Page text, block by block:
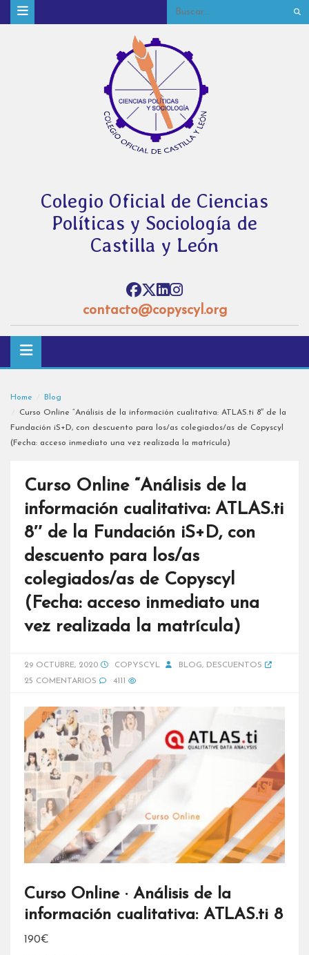
Colegio Oficial de Ciencias
Políticas y Sociología de
Castilla y León
contacto@copyscyl.org
Home
Blog
Curso Online “Análisis de la información cualitativa: ATLAS.ti 8″ de la
Fundación iS+D, con descuento para los/as colegiados/as de Copyscyl
(Fecha: acceso inmediato una vez realizada la matrícula)
Curso Online “Análisis de la
información cualitativa: ATLAS.ti
8″ de la Fundación iS+D, con
descuento para los/as
colegiados/as de Copyscyl
(Fecha: acceso inmediato una
vez realizada la matrícula)
29 OCTUBRE, 2020 COPYSCYL BLOG, DESCUENTOS
25 COMENTARIOS
4111
Curso Online · Análisis de la
información cualitativa: ATLAS.ti 8
190€